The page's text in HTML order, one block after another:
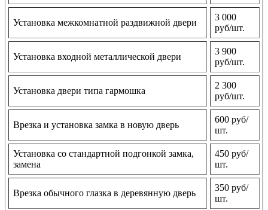
Установка межкомнатной раздвижной двери
3 000
руб/шт.
Установка входной металлической двери
3 900
руб/шт.
Установка двери типа гармошка
2 300
руб/шт.
Врезка и установка замка в новую дверь
600 руб/
шт.
Установка со стандартной подгонкой замка,
замена
450 руб/
шт.
Врезка обычного глазка в деревянную дверь
350 руб/
шт.